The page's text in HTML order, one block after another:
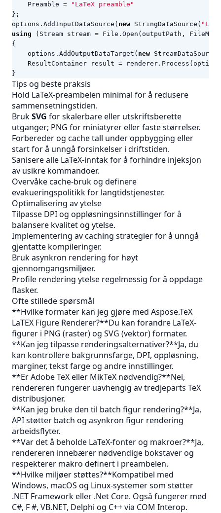
Preamble =
"LaTeX preamble"
};
options . AddInputDataSource ( new StringDataSource (
using
( Stream stream = File . Open ( outputPath ,
FileMode
{
options . AddOutputDataTarget ( new StreamDataSource
ResultContainer
result = renderer . Process ( options
}
Tips og beste praksis
Hold LaTeX-preambelen minimal for å redusere
sammensetningstiden.
BrukSVG for skalerbare eller utskriftsberette
utganger; PNG for miniatyrer eller faste størrelser.
Forbereder og cache tall under oppbygging eller
start for å unngå forsinkelser i driftstiden.
Sanisere alle LaTeX-inntak for å forhindre injeksjon
av usikre kommandoer.
Overvåke cache-bruk og definere
evakueringspolitikk for langtidstjenester.
Optimalisering av ytelse
Tilpasse DPI og oppløsningsinnstillinger for å
balansere kvalitet og ytelse.
Implementering av caching strategier for å unngå
gjentatte kompileringer.
Bruk asynkron rendering for høyt
gjennomgangsmiljøer.
Profile rendering ytelse regelmessig for å oppdage
flasker.
Ofte stillede spørsmål
**Hvilke formater kan jeg gjøre med Aspose.TeX
LaTEX Figure Renderer?**Du kan forandre LaTeX-
figurer i PNG (raster) og SVG (vektor) formater.
**Kan jeg tilpasse renderingsalternativer?**Ja, du
kan kontrollere bakgrunnsfarge, DPI, oppløsning,
marginer, tekst farge og andre innstillinger.
**Er Adobe TeX eller MikTeX nødvendig?**Nei,
rendereren fungerer uavhengig av tredjeparts TeX
distribusjoner.
**Kan jeg bruke den til batch figur rendering?**Ja,
API støtter batch og asynkron figur rendering
arbeidsflyter.
**Var det å beholde LaTeX-fonter og makroer?**Ja,
rendereren innebærer nødvendige bokstaver og
respekterer makro definert i preambelen.
**Hvilke miljøer støttes?**Kompatibel med
Windows, macOS og Linux-systemer som støtter
.NET Framework eller .Net Core. Også fungerer med
C#, F #, VB.NET, Delphi og C++ via COM Interop.